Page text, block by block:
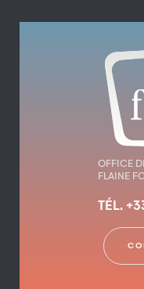
OFFICE
FLAINE
TÉL.